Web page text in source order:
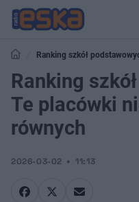
Ranking szkół
Ranking
Te placówki
równych
2026-03-02 11:13